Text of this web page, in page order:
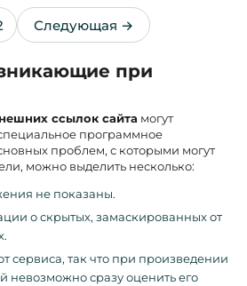
Следующая →
при
ссылок сайта могут
программное
проблем, с которыми могут
можно выделить несколько:
не показаны.
о скрытых, замаскированных от
сервиса, так что при произведении
невозможно сразу оценить его